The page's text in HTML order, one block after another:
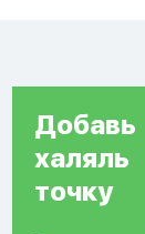
Добавь
халяль
точку